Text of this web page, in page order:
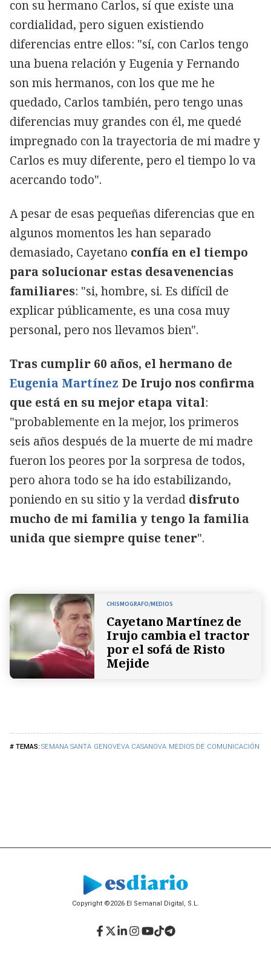
SEMANA SANTA GENOVEVA CASANOVA MEDIOS DE COMUNICACIÓN
con su hermano Carlos, sí que existe una
cordialidad, pero siguen existiendo
diferencias entre ellos: "sí, con Carlos tengo
una buena relación y Eugenia y Fernando
son mis hermanos, con los que me he
quedado, Carlos también, pero tengo unas
diferencias muy grandes con él, me quedé
impregnado con la trayectoria de mi madre y
Carlos es muy diferente, pero el tiempo lo va
acercando todo".
A pesar de esas pequeñas diferencias que en
algunos momentos les han separado
demasiado, Cayetano confía en el tiempo
para solucionar estas desavenencias
familiares: "si, hombre, si. Es difícil de
explicar públicamente, es una cosa muy
personal, pero nos llevamos bien".
Tras cumplir 60 años, el hermano de
Eugenia Martínez De Irujo nos confirma
que está en su mejor etapa vital:
"probablemente en la mejor, los primeros
seis años después de la muerte de mi madre
fueron los peores por la sorpresa de todos,
pero ahora todo se ha ido estabilizando,
poniendo en su sitio y la verdad disfruto
mucho de mi familia y tengo la familia
unida que siempre quise tener".
CHISMOGRAFO/MEDIOS
Cayetano Martínez de
Irujo cambia el tractor
por el sofá de Risto
Mejide
Copyright ©2026 El Semanal Digital, S.L.
Facebook
Twitter
LinkedIn
Instagram
YouTube
TikTok
Telegram